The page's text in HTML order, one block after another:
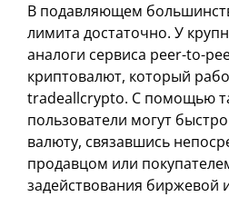
В подавляющем
лимита достаточно. У
аналоги сервиса peer-to-
криптовалют, который
tradeallcrypto. С помощью
пользователи могут
валюту, связавшись
продавцом или
задействования биржевой